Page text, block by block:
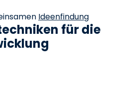
Ideenfindung
für die